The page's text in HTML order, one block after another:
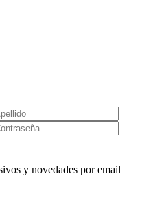
y novedades por email